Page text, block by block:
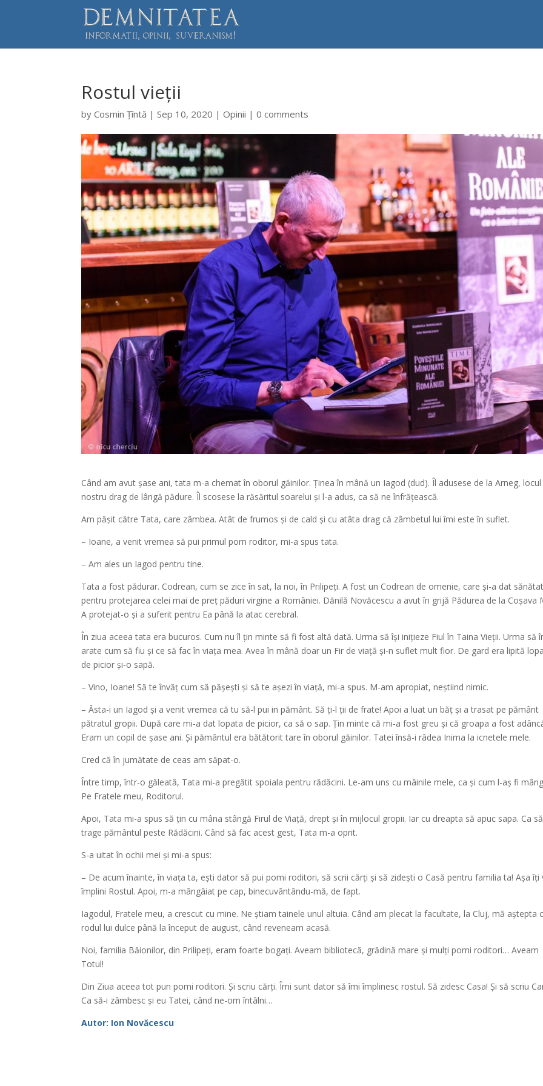
Rostul vieții
byCosmin Țîntă |Sep 10, 2020 |Opinii |0 comments
Când am avut șase ani, tata m-a chemat în oborul găinilor. Ținea în mână un Iagod (dud). Îl adusese de la Arneg, locul
nostru drag de lângă pădure. Îl scosese la răsăritul soarelui și l-a adus, ca să ne înfrățească.
Am pășit către Tata, care zâmbea. Atât de frumos și de cald și cu atâta drag că zâmbetul lui îmi este în suflet.
– Ioane, a venit vremea să pui primul pom roditor, mi-a spus tata.
– Am ales un Iagod pentru tine.
Tata a fost pădurar. Codrean, cum se zice în sat, la noi, în Prilipeți. A fost un Codrean de omenie, care și-a dat
pentru protejarea celei mai de preț păduri virgine a României. Dănilă Novăcescu a avut în grijă Pădurea de la Coșava
A protejat-o și a suferit pentru Ea până la atac cerebral.
În ziua aceea tata era bucuros. Cum nu îl țin minte să fi fost altă dată. Urma să își inițieze Fiul în Taina Vieții. Urma să
arate cum să fiu și ce să fac în viața mea. Avea în mână doar un Fir de viață și-n suflet mult fior. De gard era lipită
de picior și-o sapă.
– Vino, Ioane! Să te învăț cum să pășești și să te așezi în viață, mi-a spus. M-am apropiat, neștiind nimic.
– Ăsta-i un Iagod și a venit vremea că tu să-l pui in pământ. Să ți-l ții de frate! Apoi a luat un băț și a trasat pe pământ
pătratul gropii. După care mi-a dat lopata de picior, ca să o sap. Țin minte că mi-a fost greu și că groapa a fost
Eram un copil de șase ani. Și pământul era bătătorit tare în oborul găinilor. Tatei însă-i râdea Inima la icnetele mele.
Cred că în jumătate de ceas am săpat-o.
Între timp, într-o găleată, Tata mi-a pregătit spoiala pentru rădăcini. Le-am uns cu mâinile mele, ca și cum l-aș fi
Pe Fratele meu, Roditorul.
Apoi, Tata mi-a spus să țin cu mâna stângă Firul de Viață, drept și în mijlocul gropii. Iar cu dreapta să apuc sapa. Ca
trage pământul peste Rădăcini. Când să fac acest gest, Tata m-a oprit.
S-a uitat în ochii mei și mi-a spus:
– De acum înainte, în viața ta, ești dator să pui pomi roditori, să scrii cărți și să zidești o Casă pentru familia ta! Așa îți
împlini Rostul. Apoi, m-a mângâiat pe cap, binecuvântându-mă, de fapt.
Iagodul, Fratele meu, a crescut cu mine. Ne știam tainele unul altuia. Când am plecat la facultate, la Cluj, mă aștepta
rodul lui dulce până la început de august, când reveneam acasă.
Noi, familia Băionilor, din Prilipeți, eram foarte bogați. Aveam bibliotecă, grădină mare și mulți pomi roditori… Aveam
Totul!
Din Ziua aceea tot pun pomi roditori. Și scriu cărți. Îmi sunt dator să îmi împlinesc rostul. Să zidesc Casa! Și să scriu
Ca să-i zâmbesc și eu Tatei, când ne-om întâlni…
Autor: Ion Novăcescu